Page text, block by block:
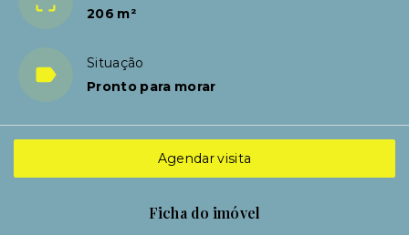
206 m²
Situação
Pronto para morar
Agendar visita
Ficha do imóvel